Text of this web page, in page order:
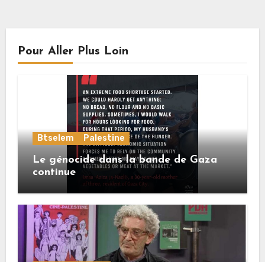
Pour Aller Plus Loin
Btselem Palestine
Le génocide dans la bande de Gaza
continue